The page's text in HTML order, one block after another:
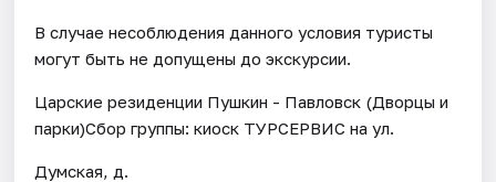
В случае несоблюдения данного условия туристы
могут быть не допущены до экскурсии.
Царские резиденции Пушкин - Павловск (Дворцы и
парки)Сбор группы: киоск ТУРСЕРВИС на ул.
Думская, д.